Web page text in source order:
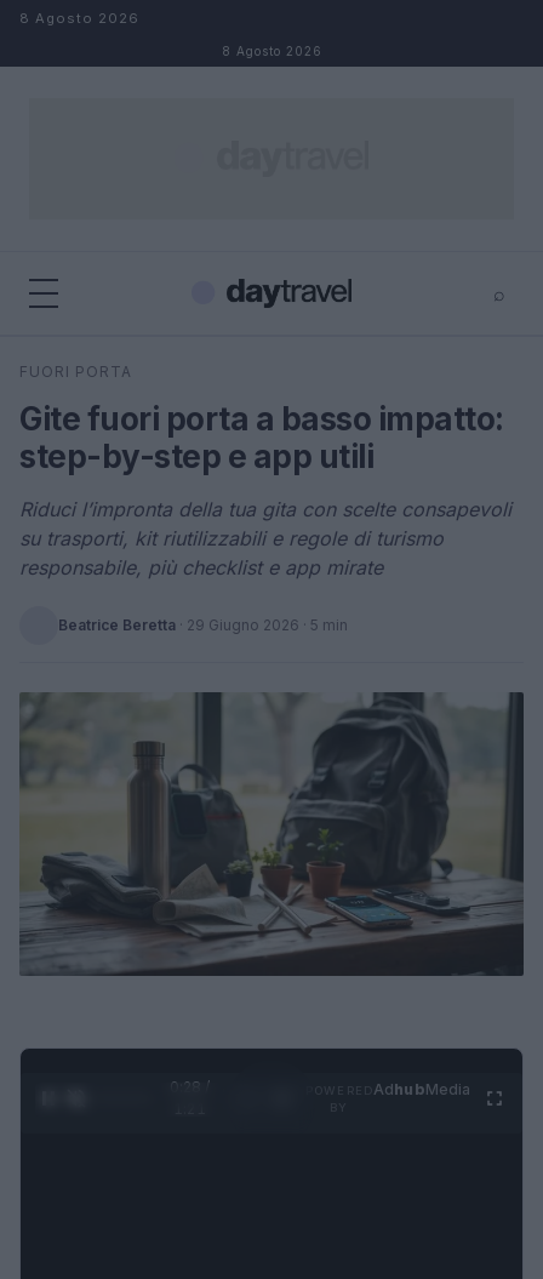
Salta al contenuto
8 Agosto 2026
8 Agosto 2026
⌕
Cerca
FUORI PORTA
Gite fuori porta a basso impatto:
step-by-step e app utili
Riduci l’impronta della tua gita con scelte consapevoli
su trasporti, kit riutilizzabili e regole di turismo
responsabile, più checklist e app mirate
Beatrice Beretta · 29 Giugno 2026 · 5 min
0:29 /
AdhubMedia